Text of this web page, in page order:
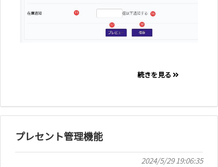
続きを見る
プレセント管理機能
2024/5/29 19:06:35